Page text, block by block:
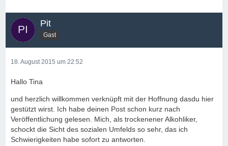
Pit
Gast
18. August 2015 um 22:52
Hallo Tina
und herzlich willkommen verknüpft mit der Hoffnung dasdu hier
gestützt wirst. Ich habe deinen Post schon kurz nach
Veröffentlichung gelesen. Mich, als trockenener Alkohliker,
schockt die Sicht des sozialen Umfelds so sehr, das ich
Schwierigkeiten habe sofort zu antworten.